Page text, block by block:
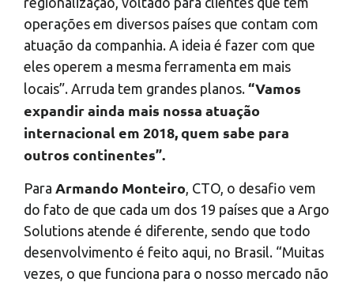
operações em diversos países que contam com
atuação da companhia. A ideia é fazer com que
eles operem a mesma ferramenta em mais
locais”. Arruda tem grandes planos. “Vamos
expandir ainda mais nossa atuação
internacional em 2018, quem sabe para
outros continentes”.
Para Armando Monteiro, CTO, o desafio vem
do fato de que cada um dos 19 países que a Argo
Solutions atende é diferente, sendo que todo
desenvolvimento é feito aqui, no Brasil. “Muitas
vezes, o que funciona para o nosso mercado não